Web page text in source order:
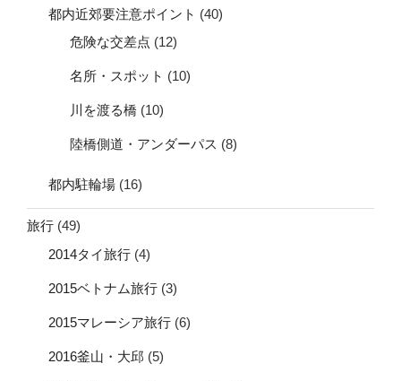
都内近郊要注意ポイント (40)
危険な交差点 (12)
名所・スポット (10)
川を渡る橋 (10)
陸橋側道・アンダーパス (8)
都内駐輪場 (16)
旅行 (49)
2014タイ旅行 (4)
2015ベトナム旅行 (3)
2015マレーシア旅行 (6)
2016釜山・大邱 (5)